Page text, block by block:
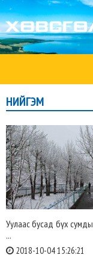
НИЙГЭМ
Уулаас бусад бүх
...
2018-10-04 15:26:21